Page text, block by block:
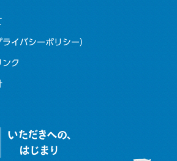
イバシーポリシー）
ク